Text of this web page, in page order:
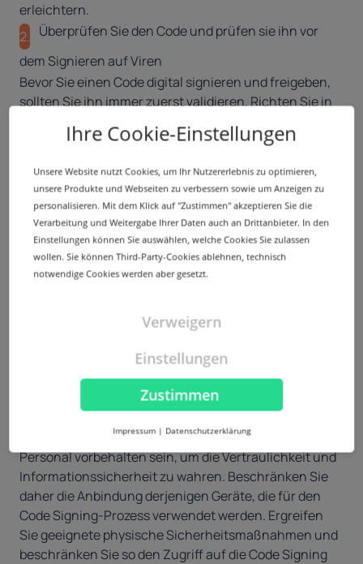
erleichtern.
2. Überprüfen Sie den Code und prüfen sie ihn vor
dem Signieren auf Viren
Bevor Sie einen Code digital signieren und freigeben,
sollten Sie ihn immer zuerst validieren. Richten Sie in
Überprüfungsprozess ein, der einen Virenscan
Effekten und Schwachstellen ist, wenn Sie ihn zum
Signieren einreichen. Das gilt auch für Bibliotheken
von Drittanbietern, die in Ihrem Code integriert sind.
Signierten Code immer mit einem Zeitstempel
versehen
Widerrufs-Datum des Code Signing-Zertifikats hinaus.
Der Grund: ein Zeitstempel friert die digitale Signatur
ein und zeigt, dass der Code gültig war, als das
Zertifikat erstellt wurde.
Beschränken Sie den Zugriff auf Private Keys
Der Zugriff auf Private Keys darf nur autorisiertem
Personal vorbehalten sein, um die Vertraulichkeit und
Informationssicherheit zu wahren. Beschränken Sie
daher die Anbindung derjenigen Geräte, die für den
Code Signing-Prozess verwendet werden. Ergreifen
Sie geeignete physische Sicherheitsmaßnahmen und
beschränken Sie so den Zugriff auf die Code Signing
Ihre Cookie-Einstellungen
Unsere Website nutzt Cookies, um Ihr Nutzererlebnis zu optimieren,
unsere Produkte und Webseiten zu verbessern sowie um Anzeigen zu
personalisieren. Mit dem Klick auf "Zustimmen" akzeptieren Sie die
Verarbeitung und Weitergabe Ihrer Daten auch an Drittanbieter. In den
Einstellungen können Sie auswählen, welche Cookies Sie zulassen
wollen. Sie können Third-Party-Cookies ablehnen, technisch
notwendige Cookies werden aber gesetzt.
Zustimmen
Verweigern
Einstellungen
Impressum | Datenschutzerklärung